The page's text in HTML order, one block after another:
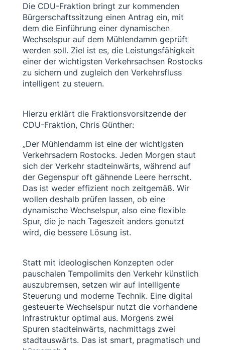
Die CDU-Fraktion bringt zur kommenden
Bürgerschaftssitzung einen Antrag ein, mit
dem die Einführung einer dynamischen
Wechselspur auf dem Mühlendamm geprüft
werden soll. Ziel ist es, die Leistungsfähigkeit
einer der wichtigsten Verkehrsachsen Rostocks
zu sichern und zugleich den Verkehrsfluss
intelligent zu steuern.
Hierzu erklärt die Fraktionsvorsitzende der
CDU-Fraktion, Chris Günther:
„Der Mühlendamm ist eine der wichtigsten
Verkehrsadern Rostocks. Jeden Morgen staut
sich der Verkehr stadteinwärts, während auf
der Gegenspur oft gähnende Leere herrscht.
Das ist weder effizient noch zeitgemäß. Wir
wollen deshalb prüfen lassen, ob eine
dynamische Wechselspur, also eine flexible
Spur, die je nach Tageszeit anders genutzt
wird, die bessere Lösung ist.
Statt mit ideologischen Konzepten oder
pauschalen Tempolimits den Verkehr künstlich
auszubremsen, setzen wir auf intelligente
Steuerung und moderne Technik. Eine digital
gesteuerte Wechselspur nutzt die vorhandene
Infrastruktur optimal aus. Morgens zwei
Spuren stadteinwärts, nachmittags zwei
stadtauswärts. Das ist smart, pragmatisch und